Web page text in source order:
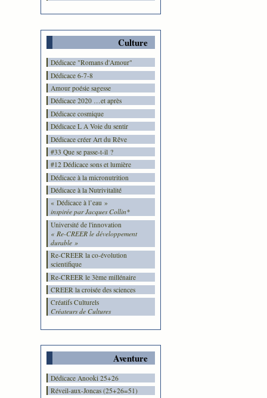
Culture
Dédicace "Romans d'Amour"
Dédicace 6-7-8
Amour poésie sagesse
Dédicace 2020 …et après
Dédicace cosmique
Dédicace L A Voie du sentir
Dédicace créer Art du Rêve
#33 Que se passe-t-il ?
#12 Dédicace sons et lumière
Dédicace à la micronutrition
Dédicace à la Nutrivitalité
« Dédicace à l’eau »
inspirée par Jacques Collin*
Université de l'innovation
« Re-CREER le développement
durable »
Re-CREER la co-évolution
scientifique
Re-CREER le 3ème millénaire
CREER la croisée des sciences
Créatifs Culturels
Créateurs de Cultures
Aventure
Dédicace Anooki 25+26
Réveil-aux-Joncas (25+26=51)